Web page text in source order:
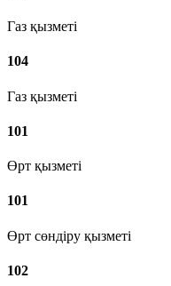
Газ қызметі
104
Газ қызметі
101
Өрт қызметі
101
Өрт сөндіру қызметі
102